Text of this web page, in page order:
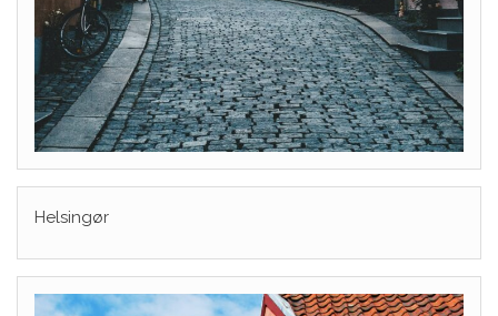
Helsingør